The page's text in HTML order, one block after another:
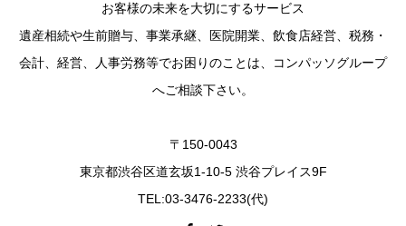
お客様の未来を大切にするサービス
遺産相続や生前贈与、事業承継、医院開業、飲食店経営、税務・
会計、経営、人事労務等でお困りのことは、コンパッソグループ
へご相談下さい。
〒150-0043
東京都渋谷区道玄坂1-10-5 渋谷プレイス9F
TEL:03-3476-2233(代)